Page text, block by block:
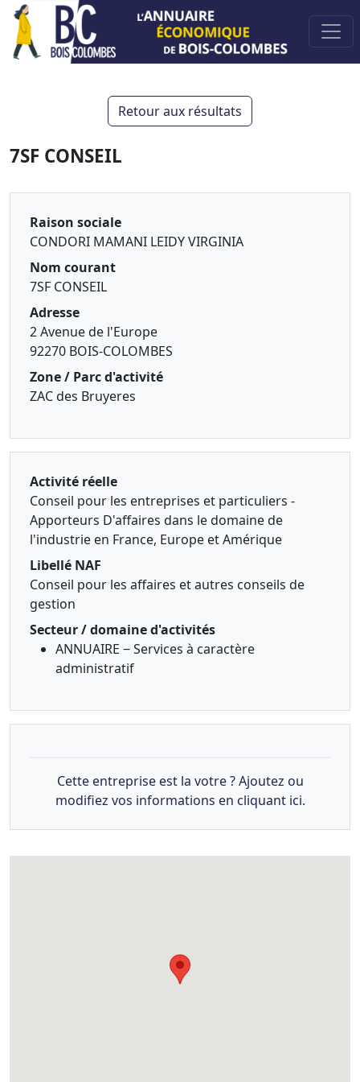
Retour aux résultats
7SF CONSEIL
Raison sociale
CONDORI MAMANI LEIDY VIRGINIA
Nom courant
7SF CONSEIL
Adresse
2 Avenue de l'Europe
92270 BOIS-COLOMBES
Zone / Parc d'activité
ZAC des Bruyeres
Activité réelle
Conseil pour les entreprises et particuliers -
Apporteurs D'affaires dans le domaine de
l'industrie en France, Europe et Amérique
Libellé NAF
Conseil pour les affaires et autres conseils de
gestion
Secteur / domaine d'activités
ANNUAIRE ‒ Services à caractère
administratif
Cette entreprise est la votre ? Ajoutez ou
modifiez vos informations en cliquant ici.